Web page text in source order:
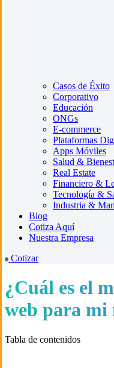
Casos de Éxito
Corporativo
Educación
ONGs
E-commerce
Plataformas
Apps Móviles
Salud &
Real Estate
Financiero &
Tecnología &
Industria &
Blog
Cotiza Aquí
Nuestra Empresa
Cotizar
¿Cuál es el
web para mi
Tabla de contenidos